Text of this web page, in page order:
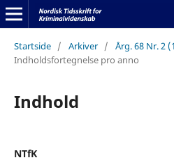
Startside / Arkiver / Årg. 68 Nr. 2
Indholdsfortegnelse pro anno
Indhold
NTfK